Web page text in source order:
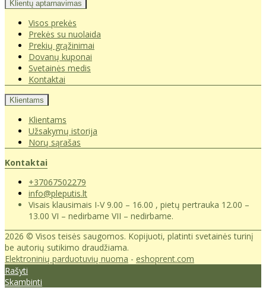
Klientų aptarnavimas
Visos prekės
Prekės su nuolaida
Prekių grąžinimai
Dovanų kuponai
Svetainės medis
Kontaktai
Klientams
Klientams
Užsakymų istorija
Norų sąrašas
Kontaktai
+37067502279
info@pleputis.lt
Visais klausimais I-V 9.00 – 16.00 , pietų pertrauka 12.00 –
13.00 VI – nedirbame VII – nedirbame.
2026 © Visos teisės saugomos. Kopijuoti, platinti svetainės turinį
be autorių sutikimo draudžiama.
Elektroninių parduotuvių nuoma - eshoprent.com
Rašyti
Skambinti